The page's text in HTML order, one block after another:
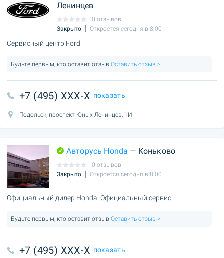
Ленинцев
0 отзывов
Закрыто
Откроется сегодня в 8:00
Сервисный центр Ford.
Будьте первым, кто оставит отзыв Оставить отзыв >
+7 (495) XXX-X показать
Подольск, проспект Юных Ленинцев, 1И
Авторусь Honda — Коньково
0 отзывов
Закрыто
Откроется сегодня в 8:00
Официальный дилер Honda. Официальный сервис.
Будьте первым, кто оставит отзыв Оставить отзыв >
+7 (495) XXX-X показать